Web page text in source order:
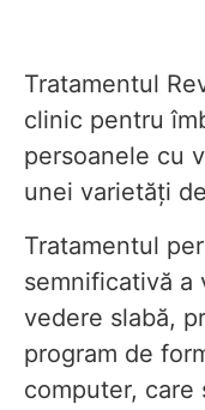
Tratamentul
clinic pentru
persoanele cu
unei varietăți
Tratamentul
semnificativă a
vedere slabă,
program de
computer, care